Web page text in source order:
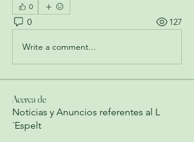
0
0 127
Write a comment...
Acerca de
Noticias y Anuncios referentes al L
´Espelt